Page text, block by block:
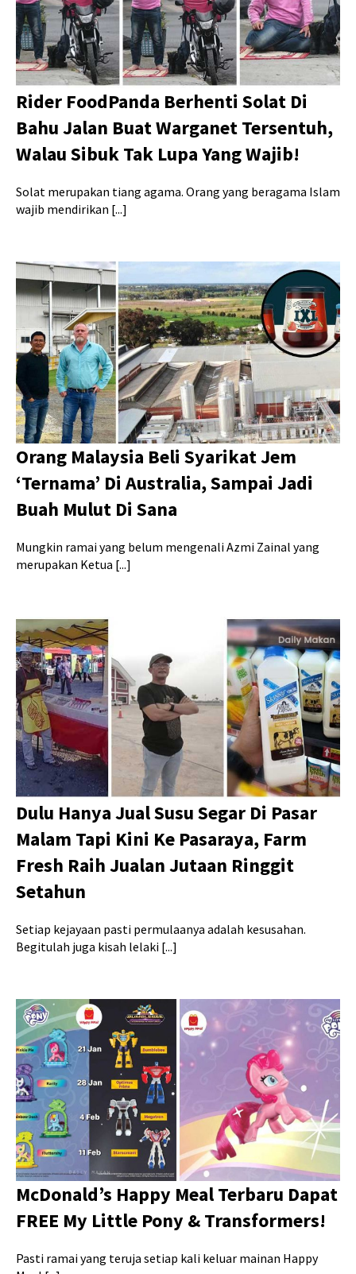
Rider FoodPanda Berhenti Solat Di
Bahu Jalan Buat Warganet Tersentuh,
Walau Sibuk Tak Lupa Yang Wajib!
Solat merupakan tiang agama. Orang yang beragama Islam
wajib mendirikan [...]
Orang Malaysia Beli Syarikat Jem
‘Ternama’ Di Australia, Sampai Jadi
Buah Mulut Di Sana
Mungkin ramai yang belum mengenali Azmi Zainal yang
merupakan Ketua [...]
Dulu Hanya Jual Susu Segar Di Pasar
Malam Tapi Kini Ke Pasaraya, Farm
Fresh Raih Jualan Jutaan Ringgit
Setahun
Setiap kejayaan pasti permulaanya adalah kesusahan.
Begitulah juga kisah lelaki [...]
McDonald’s Happy Meal Terbaru Dapat
FREE My Little Pony & Transformers!
Pasti ramai yang teruja setiap kali keluar mainan Happy